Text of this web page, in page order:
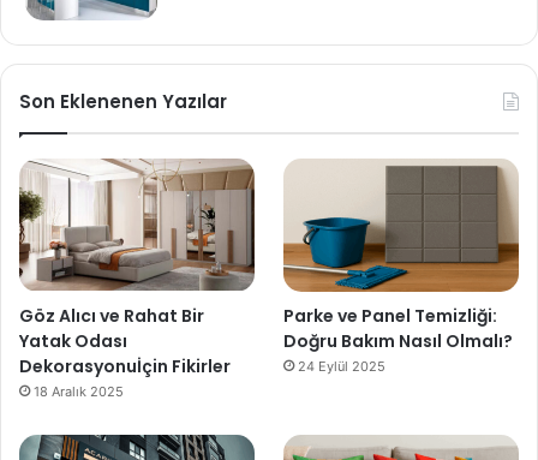
Son Eklenenen Yazılar
Göz Alıcı ve Rahat Bir
Yatak Odası
Dekorasyonuİçin Fikirler
18 Aralık 2025
Parke ve Panel Temizliği:
Doğru Bakım Nasıl Olmalı?
24 Eylül 2025